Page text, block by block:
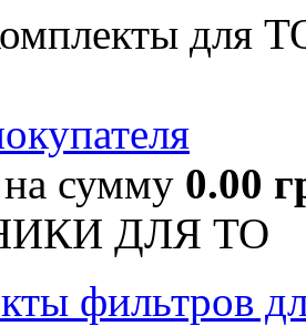
для
на сумму 0.00
ДЛЯ ТО
фильтров